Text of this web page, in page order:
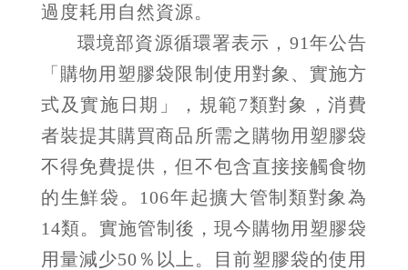
過度耗用自然資源。
環境部資源循環署表示，91年公告
「購物用塑膠袋限制使用對象、實施方
式及實施日期」，規範7類對象，消費
者裝提其購買商品所需之購物用塑膠袋
不得免費提供，但不包含直接接觸食物
的生鮮袋。106年起擴大管制類對象為
14類。實施管制後，現今購物用塑膠袋
用量減少50％以上。目前塑膠袋的使用